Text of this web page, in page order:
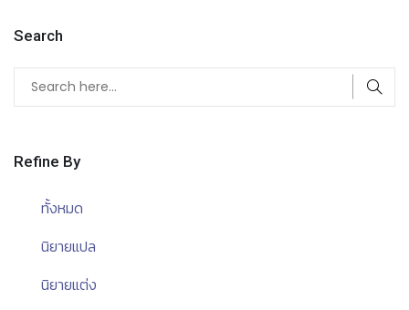
Search
Refine By
ทั้งหมด
นิยายแปล
นิยายแต่ง